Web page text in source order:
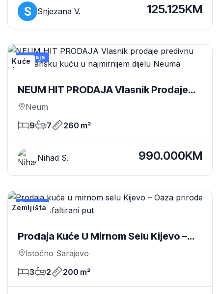
Snjezana V. 125.125KM
Prodaja
Kuće
NEUM HIT PRODAJA Vlasnik Prodaje
Predivnu Apartmansku Kuću U
Neum
9
7 260 m²
Nihad S. 990.000KM
Prodaja
Zemljišta
Prodaja Kuće U Mirnom Selu Kijevo –
Oaza Prirode Uz Reku I Asfaltirani Put
Istočno Sarajevo
3
2 200 m²